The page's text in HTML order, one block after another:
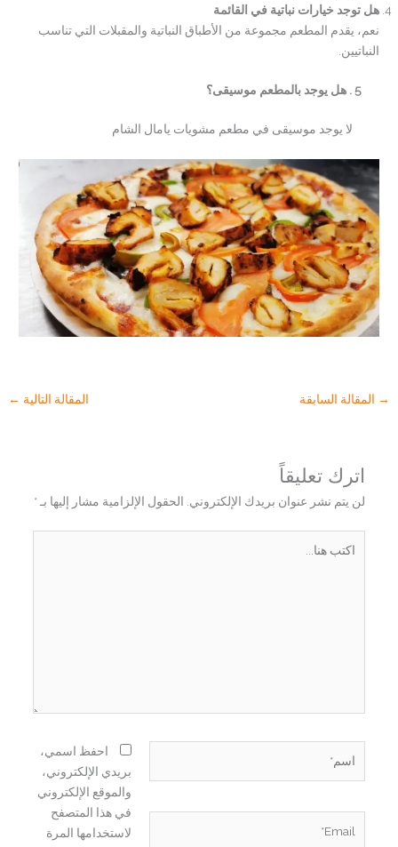
هل توجد خيارات نباتية في القائمة
نعم، يقدم المطعم مجموعة من الأطباق النباتية والمقبلات التي تناسب
النباتيين.
5 . هل يوجد بالمطعم موسيقى؟
لا يوجد موسيقى في مطعم مشويات يامال الشام
→ المقالة السابقة المقالة التالية ←
اترك تعليقاً
لن يتم نشر عنوان بريدك الإلكتروني. الحقول الإلزامية مشار إليها بـ *
هنا...
احفظ اسمي،
بريدي الإلكتروني،
والموقع الإلكتروني
في هذا المتصفح
لاستخدامها المرة